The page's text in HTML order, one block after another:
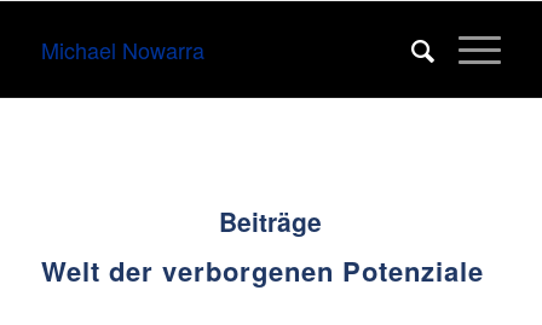
Michael Nowarra
Beiträge
Welt der verborgenen Potenziale